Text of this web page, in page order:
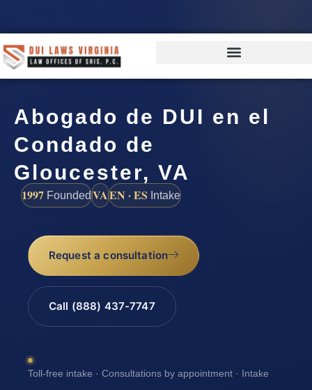
Abogado de DUI en el
Condado de
Gloucester, VA
1997 FoundedVAEN · ES Intake
Request a consultation
Call (888) 437-7747
Toll-free intake · Consultations by appointment · Intake